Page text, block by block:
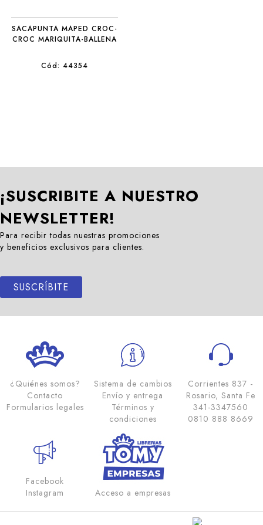
SACAPUNTA MAPED CROC-
CROC MARIQUITA-BALLENA
Cód: 44354
¡SUSCRIBITE A NUESTRO
NEWSLETTER!
Para recibir todas nuestras promociones
y beneficios exclusivos para clientes.
SUSCRÍBITE
¿Quiénes somos?
Contacto
Formularios legales
Sistema de cambios
Envío y entrega
Términos y
condiciones
Corrientes 837 -
Rosario, Santa Fe
341-3347560
0810 888 8669
Facebook
Instagram
Acceso a empresas